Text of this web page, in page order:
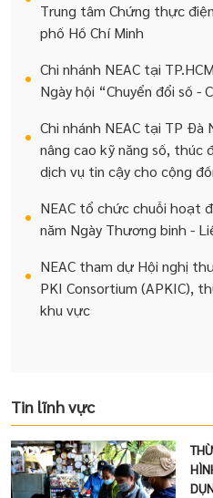
Trung tâm Chứng thực
phố Hồ Chí Minh
Chi nhánh NEAC tại
Ngày hội “Chuyển đổi số -
Chi nhánh NEAC tại TP Đà
nâng cao kỹ năng số, thúc
dịch vụ tin cậy cho cộng
NEAC tổ chức chuỗi hoạt
năm Ngày Thương binh -
NEAC tham dự Hội nghị
PKI Consortium (APKIC),
khu vực
Tin lĩnh vực